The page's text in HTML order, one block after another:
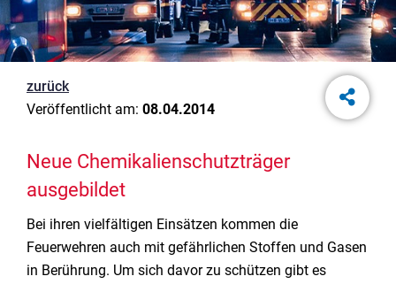
zurück
Veröffentlicht am: 08.04.2014
Neue Chemikalienschutzträger
ausgebildet
Bei ihren vielfältigen Einsätzen kommen die
Feuerwehren auch mit gefährlichen Stoffen und Gasen
in Berührung. Um sich davor zu schützen gibt es